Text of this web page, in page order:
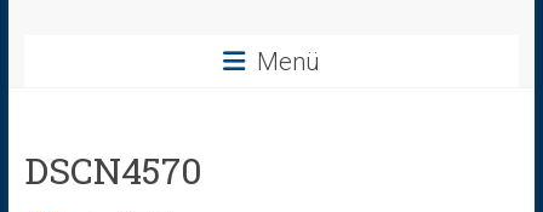
Menü
DSCN4570